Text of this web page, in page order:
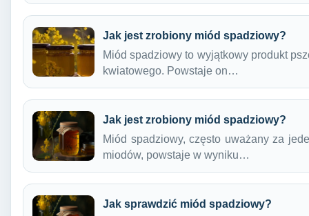
Jak jest zrobiony miód spadziowy?
Miód spadziowy to wyjątkowy produkt
kwiatowego. Powstaje on…
Jak jest zrobiony miód spadziowy?
Miód spadziowy, często uważany za
miodów, powstaje w wyniku…
Jak sprawdzić miód spadziowy?